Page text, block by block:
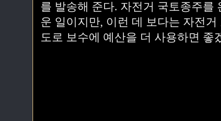
를 발송해 준다. 자전거 국토종주를
운 일이지만, 이런 데 보다는 자전
도로 보수에 예산을 더 사용하면 좋